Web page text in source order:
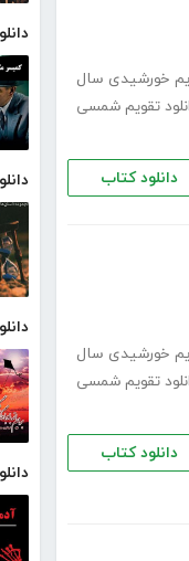
خورشیدی سال
تقویم شمسی
دانلود کتاب
خورشیدی سال
تقویم شمسی
دانلود کتاب